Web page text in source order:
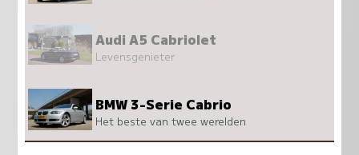
Audi A5 Cabriolet
Levensgenieter
BMW 3-Serie Cabrio
Het beste van twee werelden